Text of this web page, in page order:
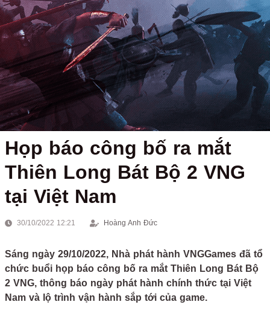
Họp báo công bố ra mắt
Thiên Long Bát Bộ 2 VNG
tại Việt Nam
30/10/2022 12:21 Hoàng Anh Đức
Sáng ngày 29/10/2022, Nhà phát hành VNGGames đã tổ
chức buổi họp báo công bố ra mắt Thiên Long Bát Bộ
2 VNG, thông báo ngày phát hành chính thức tại Việt
Nam và lộ trình vận hành sắp tới của game.